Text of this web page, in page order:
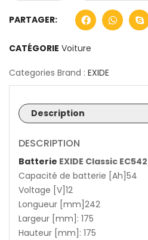
PARTAGER:
CATÉGORIE Voiture
Categories Brand : EXIDE
Description
DESCRIPTION
Batterie EXIDE Classic EC542
Capacité de batterie [Ah]54
Voltage [V]12
Longueur [mm]242
Largeur [mm]: 175
Hauteur [mm]: 175